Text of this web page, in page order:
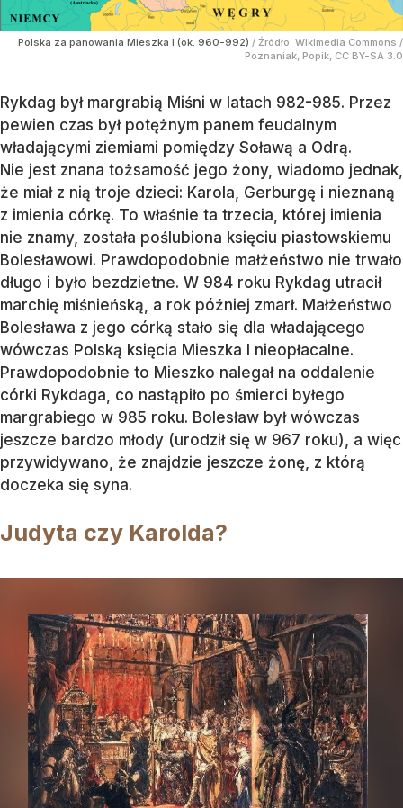
Polska za panowania Mieszka I (ok. 960-992) / Źródło: Wikimedia Commons /
Poznaniak, Popik, CC BY-SA 3.0
Rykdag był margrabią Miśni w latach 982-985. Przez
pewien czas był potężnym panem feudalnym
władającymi ziemiami pomiędzy Soławą a Odrą.
Nie jest znana tożsamość jego żony, wiadomo jednak,
że miał z nią troje dzieci: Karola, Gerburgę i nieznaną
z imienia córkę. To właśnie ta trzecia, której imienia
nie znamy, została poślubiona księciu piastowskiemu
Bolesławowi. Prawdopodobnie małżeństwo nie trwało
długo i było bezdzietne. W 984 roku Rykdag utracił
marchię miśnieńską, a rok później zmarł. Małżeństwo
Bolesława z jego córką stało się dla władającego
wówczas Polską księcia Mieszka I nieopłacalne.
Prawdopodobnie to Mieszko nalegał na oddalenie
córki Rykdaga, co nastąpiło po śmierci byłego
margrabiego w 985 roku. Bolesław był wówczas
jeszcze bardzo młody (urodził się w 967 roku), a więc
przywidywano, że znajdzie jeszcze żonę, z którą
doczeka się syna.
Judyta czy Karolda?